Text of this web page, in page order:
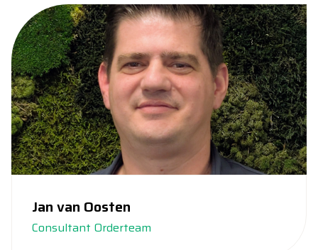
Consultant Orderteam
Jan van Oosten